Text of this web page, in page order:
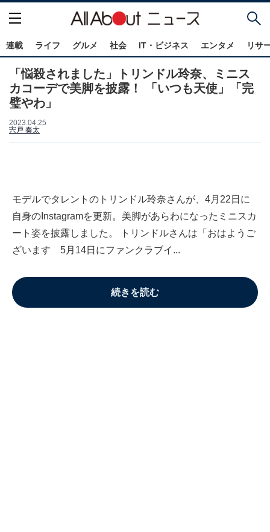
連載 ライフ グルメ 社会 IT・ビジネス エンタメ リサ
「悩殺されました」トリンドル玲奈、ミニス
カコーデで美脚を披露！ 「いつも天使」「完
璧やわ」
2023.04.25
宍戸 奏太
モデルでタレントのトリンドル玲奈さんが、4月22日に
自身のInstagramを更新。美脚があらわになったミニスカ
ート姿を披露しました。 トリンドルさんは「おはようご
ざいます 5月14日にファンクラブイ...
続きを読む